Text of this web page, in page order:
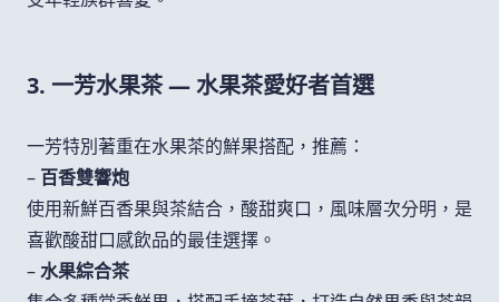
3. 一芳水果茶 — 水果茶愛好者首選
一芳特別著重在水果茶的鮮果搭配，推薦：
– 百香雙響炮
使用新鮮百香果與茶結合，酸甜爽口，風味層次分明，是
喜歡酸甜口感飲品的最佳選擇。
–水果綜合茶